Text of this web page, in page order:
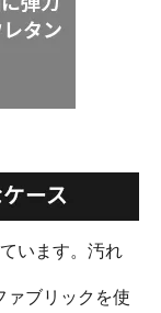
います。汚れ
ァブリックを使